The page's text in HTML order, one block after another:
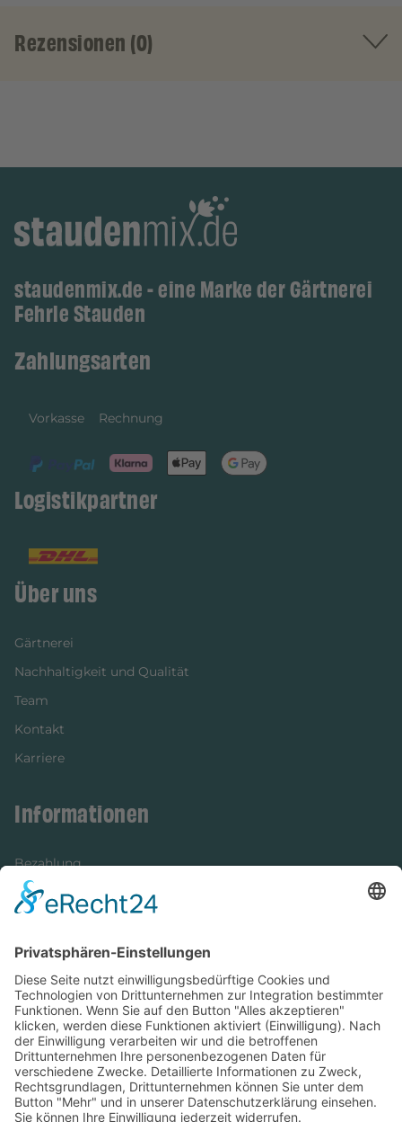
Rezensionen (0)
staudenmix.de - eine Marke der Gärtnerei
Fehrle Stauden
Zahlungsarten
Vorkasse Rechnung
Logistikpartner
Über uns
Gärtnerei
Nachhaltigkeit und Qualität
Team
Kontakt
Karriere
Informationen
Bezahlung
Newsletter
Versandinformationen
Verfügbarkeit/Verträglichkeit
Rechtliches
Widerrufsrecht und Widerrufsformular
Impressum
Datenschutzerklärung